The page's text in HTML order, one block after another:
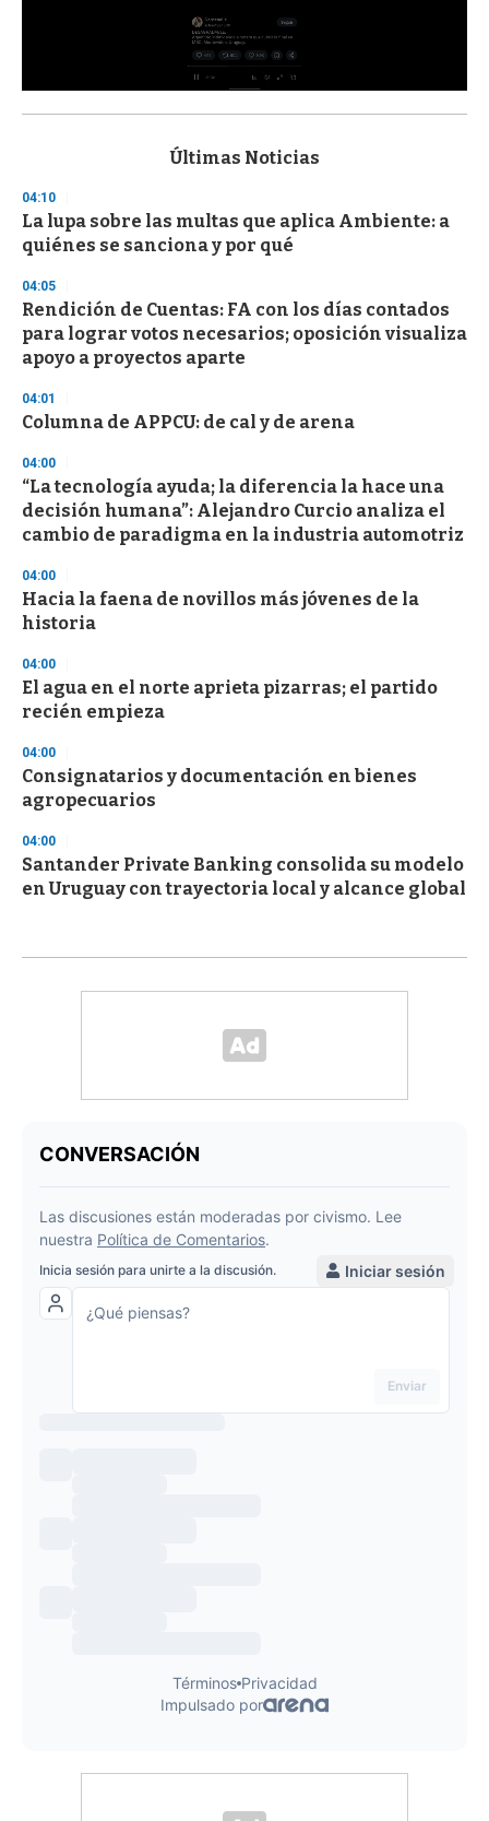
s
d
s
o
f
3
s
c
o
d
s
Últimas Noticias
04:10
La lupa sobre las multas que aplica Ambiente: a
quiénes se sanciona y por qué
04:05
Rendición de Cuentas: FA con los días contados
para lograr votos necesarios; oposición visualiza
apoyo a proyectos aparte
04:01
Columna de APPCU: de cal y de arena
04:00
“La tecnología ayuda; la diferencia la hace una
decisión humana”: Alejandro Curcio analiza el
cambio de paradigma en la industria automotriz
04:00
Hacia la faena de novillos más jóvenes de la
historia
04:00
El agua en el norte aprieta pizarras; el partido
recién empieza
04:00
Consignatarios y documentación en bienes
agropecuarios
04:00
Santander Private Banking consolida su modelo
en Uruguay con trayectoria local y alcance global